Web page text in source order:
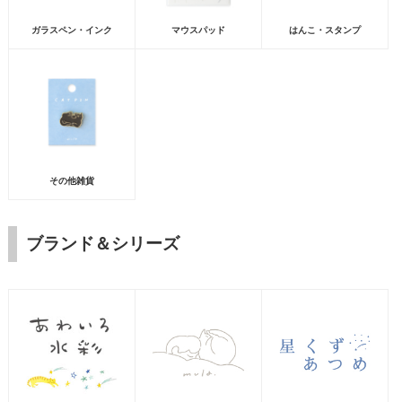
ガラスペン・インク マウスパッド はんこ・スタンプ
その他雑貨
ブランド＆シリーズ